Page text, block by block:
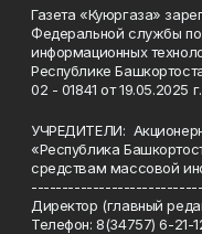
Газета «Куюргаза»
Федеральной службы
информационных
Республике
02 - 01841 от 19.05.2025 г.
УЧРЕДИТЕЛИ:
«Республика
средствам массовой
Директор (главный
Телефон: 8(34757) 6-21-